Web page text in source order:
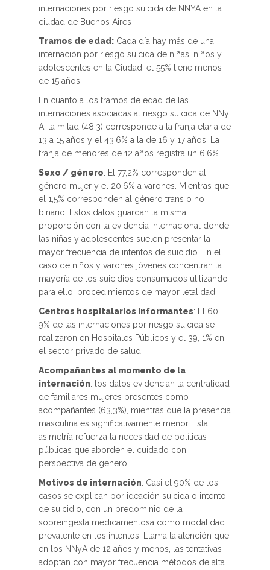
internaciones por riesgo suicida de NNYA en la
ciudad de Buenos Aires
Tramos de edad: Cada día hay más de una
internación por riesgo suicida de niñas, niños y
adolescentes en la Ciudad, el 55% tiene menos
de 15 años.
En cuanto a los tramos de edad de las
internaciones asociadas al riesgo suicida de NNy
A, la mitad (48,3) corresponde a la franja etaria de
13 a 15 años y el 43,6% a la de 16 y 17 años. La
franja de menores de 12 años registra un 6,6%.
Sexo / género: El 77,2% corresponden al
género mujer y el 20,6% a varones. Mientras que
el 1,5% corresponden al género trans o no
binario. Estos datos guardan la misma
proporción con la evidencia internacional donde
las niñas y adolescentes suelen presentar la
mayor frecuencia de intentos de suicidio. En el
caso de niños y varones jóvenes concentran la
mayoría de los suicidios consumados utilizando
para ello, procedimientos de mayor letalidad.
Centros hospitalarios informantes: El 60,
9% de las internaciones por riesgo suicida se
realizaron en Hospitales Públicos y el 39, 1% en
el sector privado de salud.
Acompañantes al momento de la
internación: los datos evidencian la centralidad
de familiares mujeres presentes como
acompañantes (63,3%), mientras que la presencia
masculina es significativamente menor. Esta
asimetría refuerza la necesidad de políticas
públicas que aborden el cuidado con
perspectiva de género.
Motivos de internación: Casi el 90% de los
casos se explican por ideación suicida o intento
de suicidio, con un predominio de la
sobreingesta medicamentosa como modalidad
prevalente en los intentos. Llama la atención que
en los NNyA de 12 años y menos, las tentativas
adoptan con mayor frecuencia métodos de alta